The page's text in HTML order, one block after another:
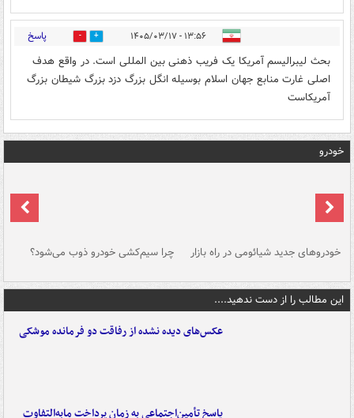
۱۳:۵۶ - ۱۴۰۵/۰۳/۱۷ 1 پاسخ
بحث لیبرالیسم آمریکا یک فریب ذهنی بین المللی است. در واقع هدف
اصلی غارت منابع جهان اسلام بوسیله انگل بزرگ دزد بزرگ شیطان بزرگ
آمریکاست
خودرو
خودروهای جدید شیائومی در راه بازار چرا سیم‌کشی خودرو ذوب می‌شود؟
این مطالب را از دست ندهید....
عکس‌های دیده نشده از رفاقت دو فرمانده‌ موشکی
پاسخ تأمین‌اجتماعی به زمان پرداخت مابه‌التفاوت